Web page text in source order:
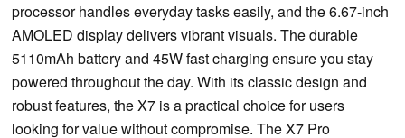
processor handles everyday tasks easily, and the 6.67-inch
AMOLED display delivers vibrant visuals. The durable
5110mAh battery and 45W fast charging ensure you stay
powered throughout the day. With its classic design and
robust features, the X7 is a practical choice for users
looking for value without compromise. The X7 Pro